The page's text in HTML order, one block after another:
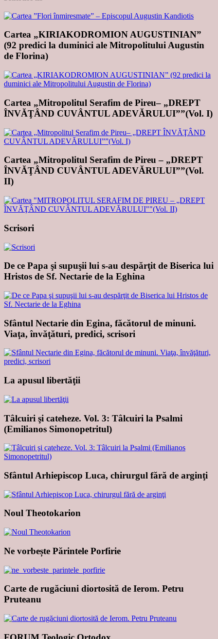
Cartea „KIRIAKODROMION AUGUSTINIAN”
(92 predici la duminici ale Mitropolitului Augustin
de Florina)
Cartea „Mitropolitul Serafim de Pireu– „DREPT
ÎNVĂŢÂND CUVÂNTUL ADEVĂRULUI””(Vol. I)
Cartea „Mitropolitul Serafim de Pireu – „DREPT
ÎNVĂŢÂND CUVÂNTUL ADEVĂRULUI””(Vol.
II)
Scrisori
De ce Papa şi supuşii lui s-au despărţit de Biserica lui
Hristos de Sf. Nectarie de la Eghina
Sfântul Nectarie din Egina, făcătorul de minuni.
Viaţa, învăţături, predici, scrisori
La apusul libertăţii
Tâlcuiri şi cateheze. Vol. 3: Tâlcuiri la Psalmi
(Emilianos Simonopetritul)
Sfântul Arhiepiscop Luca, chirurgul fără de arginţi
Noul Theotokarion
Ne vorbește Părintele Porfirie
Carte de rugăciuni diortosită de Ierom. Petru
Pruteanu